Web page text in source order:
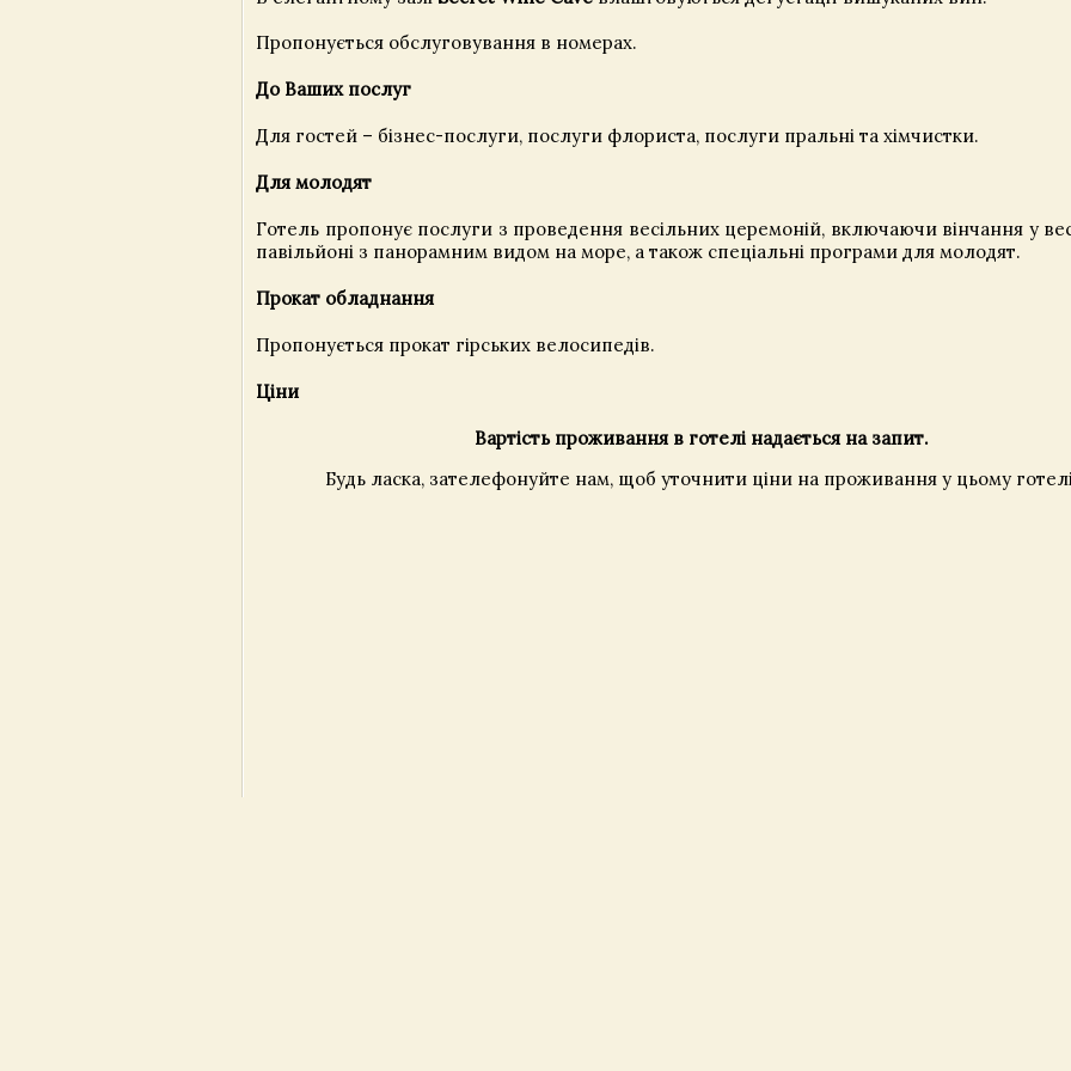
Пропонується обслуговування в номерах.
До Ваших послуг
Для гостей – бізнес-послуги, послуги флориста, послуги пральні та хімчистки.
Для молодят
Готель пропонує послуги з проведення весільних церемоній, включаючи вінчання у
павільйоні з панорамним видом на море, а також спеціальні програми для молодят.
Прокат обладнання
Пропонується прокат гірських велосипедів.
Ціни
Вартість проживання в готелі надається на запит.
Будь ласка, зателефонуйте нам, щоб уточнити ціни на проживання у цьому